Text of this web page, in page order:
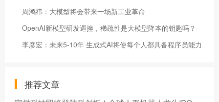
周鸿祎：大模型将会带来一场新工业革命
OpenAI新模型研发遇挫，稀疏性是大模型降本的钥匙吗？
李彦宏：未来5-10年 生成式AI将使每个人都具备程序员能力
推荐文章